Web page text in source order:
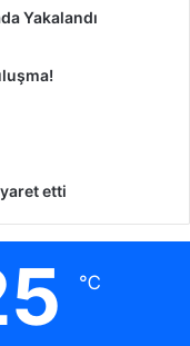
Yakalandı
etti
℃